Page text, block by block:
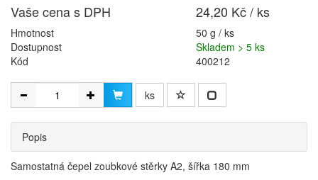
Vaše cena s DPH
24,20 Kč / ks
Hmotnost
50 g / ks
Dostupnost
Skladem > 5 ks
Kód
400212
ks
Popis
Samostatná čepel zoubkové stěrky A2, šířka 180 mm